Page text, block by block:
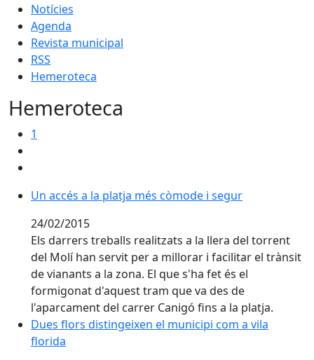
Notícies
Agenda
Revista municipal
RSS
Hemeroteca
Hemeroteca
1
Un accés a la platja més còmode i segur
24/02/2015
Els darrers treballs realitzats a la llera del torrent
del Molí han servit per a millorar i facilitar el trànsit
de vianants a la zona. El que s'ha fet és el
formigonat d'aquest tram que va des de
l'aparcament del carrer Canigó fins a la platja.
Dues flors distingeixen el municipi com a vila florida
Dues flors distingeixen el municipi com a vila
florida